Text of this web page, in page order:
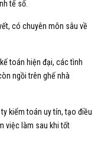
tế số.
có chuyên môn sâu về
toán hiện đại, các tình
ngồi trên ghế nhà
kiểm toán uy tín, tạo điều
việc làm sau khi tốt